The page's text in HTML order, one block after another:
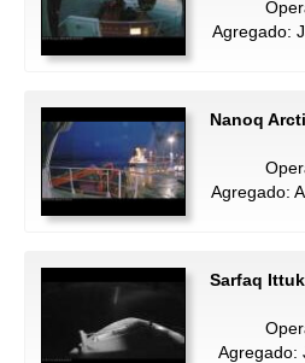
Agregado:
Nanoq
Agregado:
Sarfaq
Agregado: